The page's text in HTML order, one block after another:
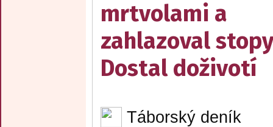
mrtvolami a
zahlazoval
Dostal doživotí
Táborský deník